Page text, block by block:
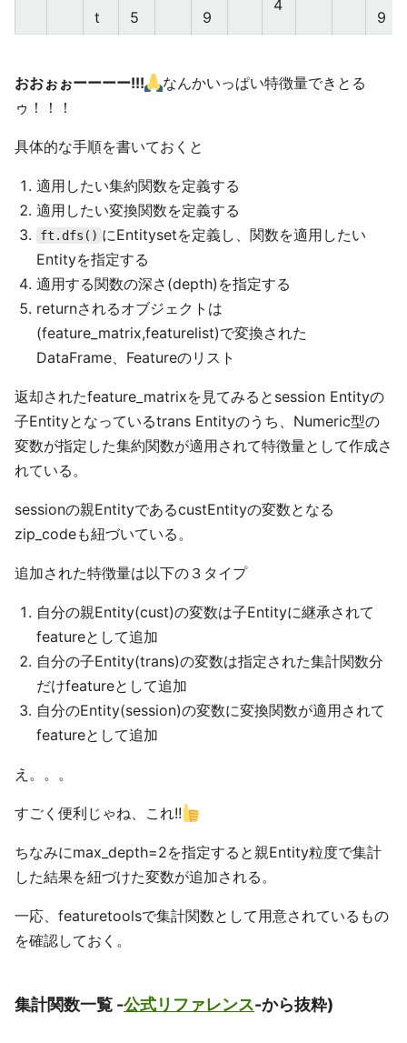
t
5
9
4
9
おおぉぉーーーー!!!
なんかいっぱい特徴量できとる
ゥ！！！
具体的な手順を書いておくと
適用したい集約関数を定義する
適用したい変換関数を定義する
ft.dfs() にEntitysetを定義し、関数を適用したい
Entityを指定する
適用する関数の深さ(depth)を指定する
returnされるオブジェクトは
(feature_matrix,featurelist)で変換された
DataFrame、Featureのリスト
返却されたfeature_matrixを見てみるとsession Entityの
子Entityとなっているtrans Entityのうち、Numeric型の
変数が指定した集約関数が適用されて特徴量として作成さ
れている。
sessionの親EntityであるcustEntityの変数となる
zip_codeも紐づいている。
追加された特徴量は以下の３タイプ
自分の親Entity(cust)の変数は子Entityに継承されて
featureとして追加
自分の子Entity(trans)の変数は指定された集計関数分
だけfeatureとして追加
自分のEntity(session)の変数に変換関数が適用されて
featureとして追加
え。。。
すごく便利じゃね、これ!!
ちなみにmax_depth=2を指定すると親Entity粒度で集計
した結果を紐づけた変数が追加される。
一応、featuretoolsで集計関数として用意されているもの
を確認しておく。
集計関数一覧 -公式リファレンス-から抜粋)